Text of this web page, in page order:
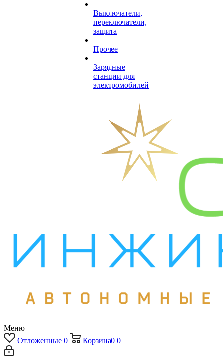
Выключатели,
переключатели,
защита
Прочее
Зарядные
станции для
электромобилей
Меню
Отложенные 0 Корзина0 0